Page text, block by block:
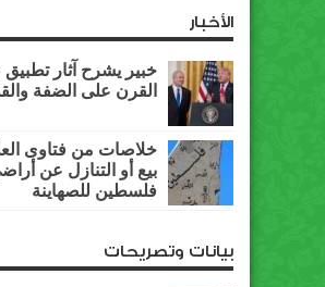
الأخبار
خبير يشرح آثار
القرن على الضفة
خلاصات من فتاوى
بيع أو التنازل عن
فلسطين للصهاينة
بيانات وتصريحات